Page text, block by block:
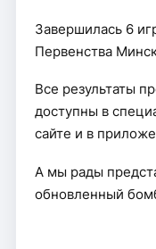
Завершилась 6
Первенства
Все результаты
доступны в
сайте и в
А мы рады
обновленный